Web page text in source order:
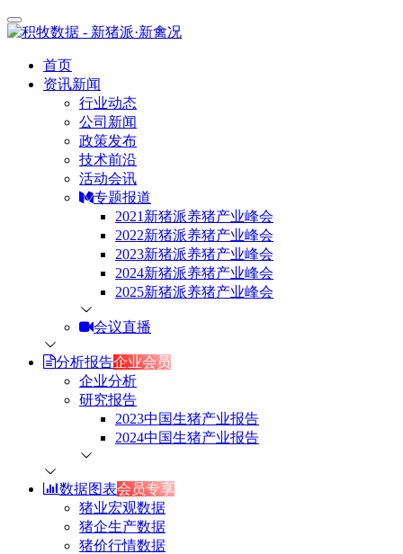
首页
资讯新闻
行业动态
公司新闻
政策发布
技术前沿
活动会讯
专题报道
2021新猪派养猪产业峰会
2022新猪派养猪产业峰会
2023新猪派养猪产业峰会
2024新猪派养猪产业峰会
2025新猪派养猪产业峰会
会议直播
分析报告企业会员
企业分析
研究报告
2023中国生猪产业报告
2024中国生猪产业报告
数据图表会员专享
猪业宏观数据
猪企生产数据
猪价行情数据